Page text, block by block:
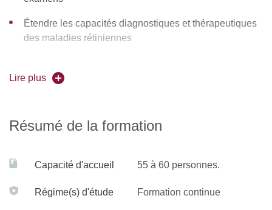
Étendre les capacités diagnostiques et thérapeutiques
des maladies rétiniennes
traitements médicamenteux, par laser et chirurgicaux
Lire plus
Résumé de la formation
Capacité d'accueil 55 à 60 personnes.
Régime(s) d'étude Formation continue